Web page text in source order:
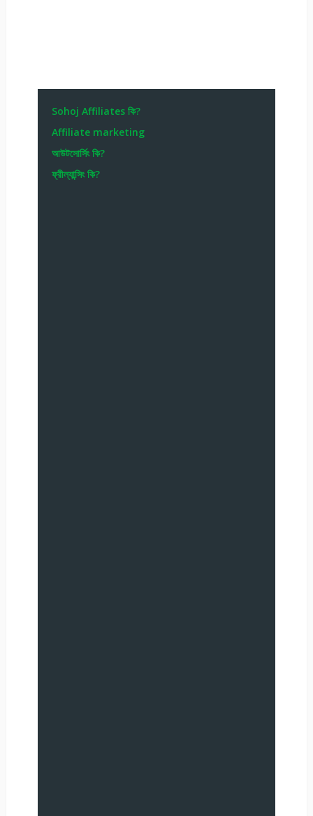
Sohoj Affiliates কি?
Affiliate marketing
আউটসোর্সিং কি?
ফ্রীল্যান্সিং কি?